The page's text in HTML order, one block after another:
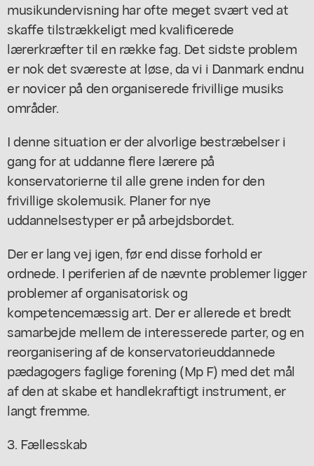
musikundervisning har ofte meget svært ved at
skaffe tilstrækkeligt med kvalificerede
lærerkræfter til en række fag. Det sidste problem
er nok det sværeste at løse, da vi i Danmark endnu
er novicer på den organiserede frivillige musiks
områder.
I denne situation er der alvorlige bestræbelser i
gang for at uddanne flere lærere på
konservatorierne til alle grene inden for den
frivillige skolemusik. Planer for nye
uddannelsestyper er på arbejdsbordet.
Der er lang vej igen, før end disse forhold er
ordnede. I periferien af de nævnte problemer ligger
problemer af organisatorisk og
kompetencemæssig art. Der er allerede et bredt
samarbejde mellem de interesserede parter, og en
reorganisering af de konservatorieuddannede
pædagogers faglige forening (Mp F) med det mål
af den at skabe et handlekraftigt instrument, er
langt fremme.
3. Fællesskab